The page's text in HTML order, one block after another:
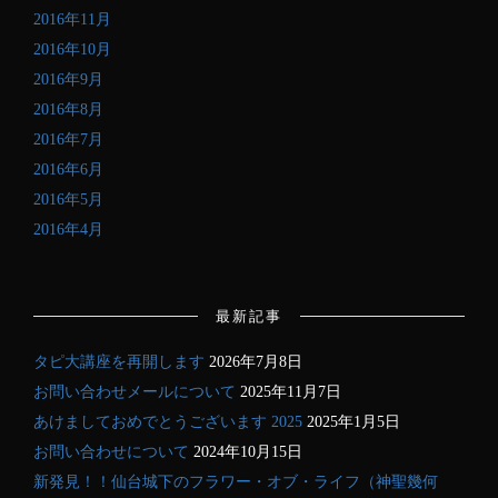
2016年11月
2016年10月
2016年9月
2016年8月
2016年7月
2016年6月
2016年5月
2016年4月
最新記事
タピ大講座を再開します 2026年7月8日
お問い合わせメールについて 2025年11月7日
あけましておめでとうございます 2025 2025年1月5日
お問い合わせについて 2024年10月15日
新発見！！仙台城下のフラワー・オブ・ライフ（神聖幾何